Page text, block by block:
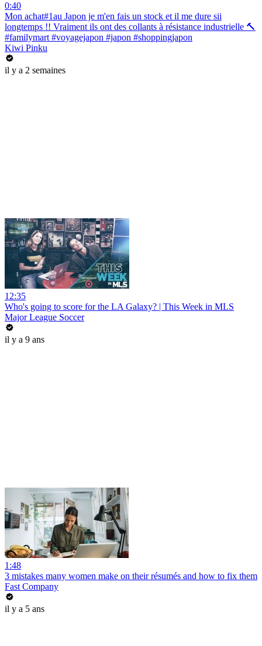
0:40
Mon achat#1au Japon je m'en fais un stock et il me dure sii
longtemps !! Vraiment ils ont des collants à résistance industrielle 🔨
#familymart #voyagejapon #japon #shoppingjapon
Kiwi Pinku
il y a 2 semaines
12:35
Who's going to score for the LA Galaxy? | This Week in MLS
Major League Soccer
il y a 9 ans
1:48
3 mistakes many women make on their résumés and how to fix them
Fast Company
il y a 5 ans